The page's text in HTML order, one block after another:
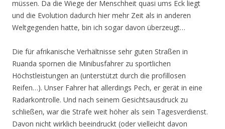
müssen. Da die Wiege der Menschheit quasi ums Eck liegt
und die Evolution dadurch hier mehr Zeit als in anderen
Weltgegenden hatte, bin ich sogar davon überzeugt…
Die für afrikanische Verhältnisse sehr guten Straßen in
Ruanda spornen die Minibusfahrer zu sportlichen
Höchstleistungen an (unterstützt durch die profillosen
Reifen…). Unser Fahrer hat allerdings Pech, er gerät in eine
Radarkontrolle. Und nach seinem Gesichtsausdruck zu
schließen, war die Strafe weit höher als sein Tagesverdienst.
Davon nicht wirklich beeindruckt (oder vielleicht davon